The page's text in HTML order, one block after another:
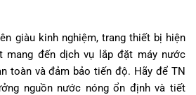
giàu kinh nghiệm, trang thiết bị hiện
mang đến dịch vụ lắp đặt máy nước
toàn và đảm bảo tiến độ. Hãy để TN
nguồn nước nóng ổn định và tiết